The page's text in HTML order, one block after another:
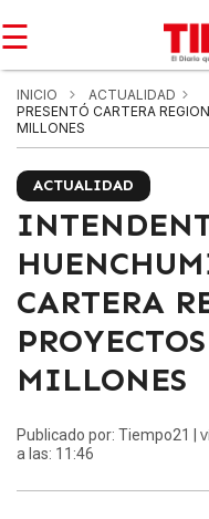
☰
INICIO ACTUALIDAD
PRESENTÓ CARTERA
MILLONES
ACTUALIDAD
CARTERA
MILLONES
Publicado por: Tiempo21 |
a las: 11:46